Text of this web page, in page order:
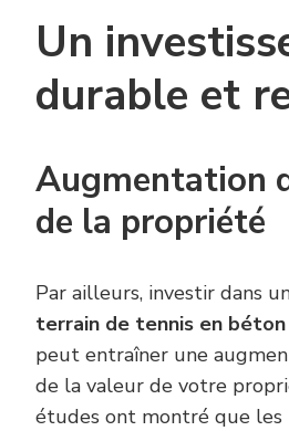
Un
durable et
Augmentation
de la propriété
Par ailleurs, investir dans
terrain de tennis en
peut entraîner une
de la valeur de votre
études ont montré que les